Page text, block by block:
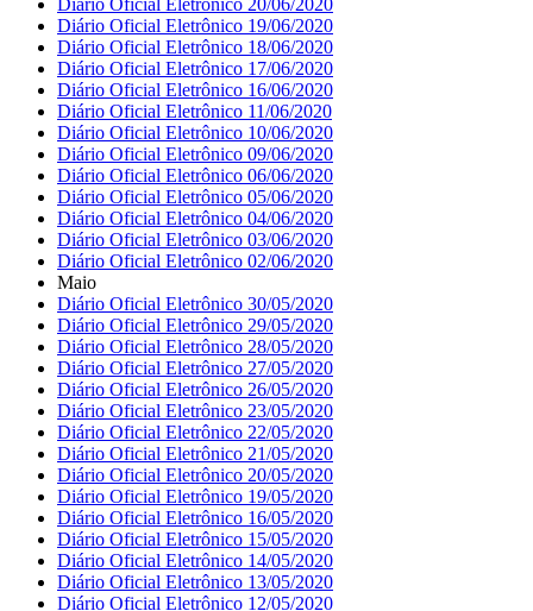
Diário Oficial Eletrônico 19/06/2020
Diário Oficial Eletrônico 18/06/2020
Diário Oficial Eletrônico 17/06/2020
Diário Oficial Eletrônico 16/06/2020
Diário Oficial Eletrônico 11/06/2020
Diário Oficial Eletrônico 10/06/2020
Diário Oficial Eletrônico 09/06/2020
Diário Oficial Eletrônico 06/06/2020
Diário Oficial Eletrônico 05/06/2020
Diário Oficial Eletrônico 04/06/2020
Diário Oficial Eletrônico 03/06/2020
Diário Oficial Eletrônico 02/06/2020
Maio
Diário Oficial Eletrônico 30/05/2020
Diário Oficial Eletrônico 29/05/2020
Diário Oficial Eletrônico 28/05/2020
Diário Oficial Eletrônico 27/05/2020
Diário Oficial Eletrônico 26/05/2020
Diário Oficial Eletrônico 23/05/2020
Diário Oficial Eletrônico 22/05/2020
Diário Oficial Eletrônico 21/05/2020
Diário Oficial Eletrônico 20/05/2020
Diário Oficial Eletrônico 19/05/2020
Diário Oficial Eletrônico 16/05/2020
Diário Oficial Eletrônico 15/05/2020
Diário Oficial Eletrônico 14/05/2020
Diário Oficial Eletrônico 13/05/2020
Diário Oficial Eletrônico 12/05/2020